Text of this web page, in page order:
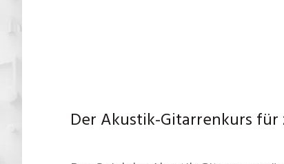
Der Akustik-Gitarrenkurs